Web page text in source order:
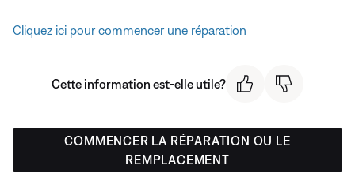
Cliquez ici pour commencer une réparation
Cette information est-elle utile?
COMMENCER LA RÉPARATION OU LE
REMPLACEMENT